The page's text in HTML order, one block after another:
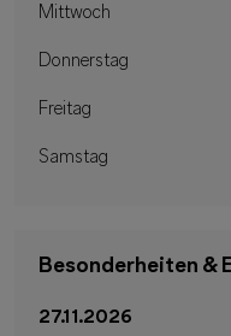
Mittwoch
Donnerstag
Freitag
Samstag
Besonderheiten &
27.11.2026